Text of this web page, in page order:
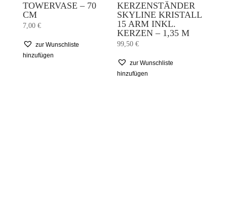
TOWERVASE – 70
CM
7,00 €
zur Wunschliste
hinzufügen
KERZENSTÄNDER
SKYLINE KRISTALL
15 ARM INKL.
KERZEN – 1,35 M
99,50€
zur Wunschliste
hinzufügen